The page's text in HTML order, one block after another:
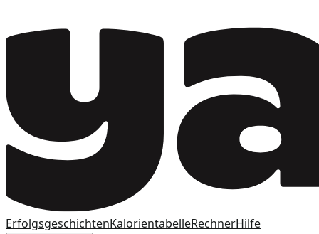
ErfolgsgeschichtenKalorientabelleRechnerHilfe